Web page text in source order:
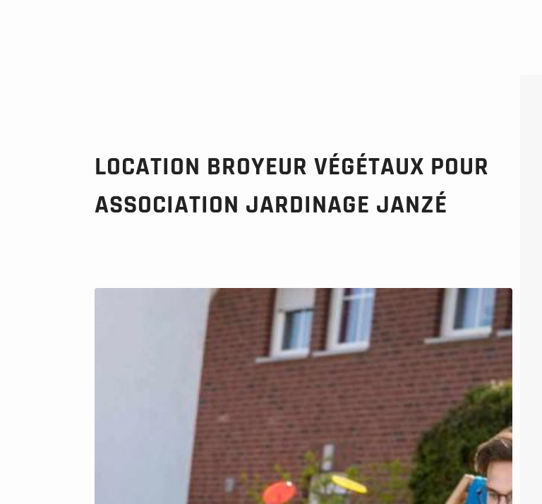
LOCATION BROYEUR VÉGÉTAUX POUR
ASSOCIATION JARDINAGE JANZÉ